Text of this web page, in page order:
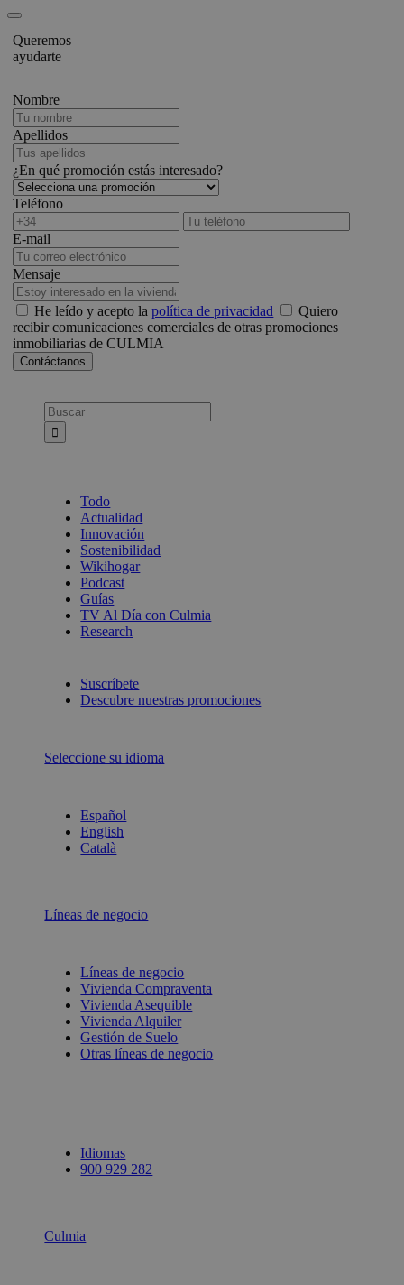
Queremos
ayudarte
Nombre
Apellidos
¿En qué promoción estás interesado?
Teléfono
E-mail
Mensaje
He leído y acepto lapolítica de privacidad
Quiero
recibir comunicaciones comerciales de otras promociones
inmobiliarias de CULMIA
Busca:
Todo
Actualidad
Innovación
Sostenibilidad
Wikihogar
Podcast
Guías
TV Al Día con Culmia
Research
Suscríbete
Descubre nuestras promociones
Seleccione su idioma
Español
English
Català
Líneas de negocio
Líneas de negocio
Vivienda Compraventa
Vivienda Asequible
Vivienda Alquiler
Gestión de Suelo
Otras líneas de negocio
Idiomas
900 929 282
Culmia